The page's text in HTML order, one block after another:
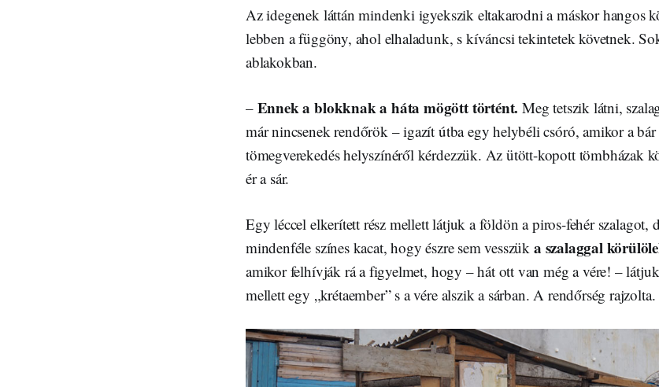
Az idegenek láttán mindenki igyekszik eltakarodni a máskor hangos
lebben a függöny, ahol elhaladunk, s kíváncsi tekintetek követnek.
ablakokban.
– Ennek a blokknak a háta mögött történt. Meg tetszik látni,
már nincsenek rendőrök – igazít útba egy helybéli csóró, amikor a bár
tömegverekedés helyszínéről kérdezzük. Az ütött-kopott tömbházak
ér a sár.
Egy léccel elkerített rész mellett látjuk a földön a piros-fehér szalagot,
mindenféle színes kacat, hogy észre sem vesszük a szalaggal
amikor felhívják rá a figyelmet, hogy – hát ott van még a vére! –
mellett egy „krétaember” s a vére alszik a sárban. A rendőrség rajzolta.